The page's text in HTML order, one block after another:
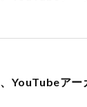
YouTubeア